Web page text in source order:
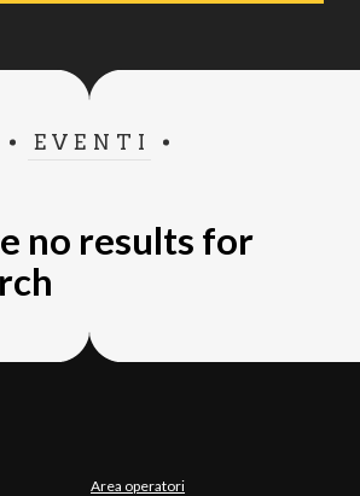
EVENTI
no results for
Area operatori